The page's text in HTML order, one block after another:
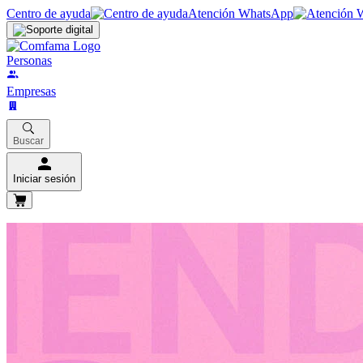
Centro de ayuda Atención WhatsApp
Personas
Empresas
Buscar
Iniciar sesión